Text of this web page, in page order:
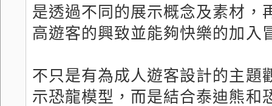
是透過不同的展示概念及素材，
高遊客的興致並能夠快樂的加入
不只是有為成人遊客設計的主題
示恐龍模型，而是結合泰迪熊和